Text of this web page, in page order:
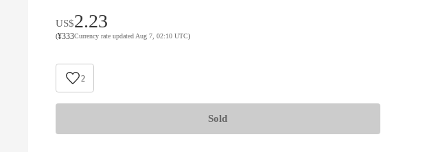
US$2.23
(¥333Currency rate updated Aug 7, 02:10 UTC)
2
Sold